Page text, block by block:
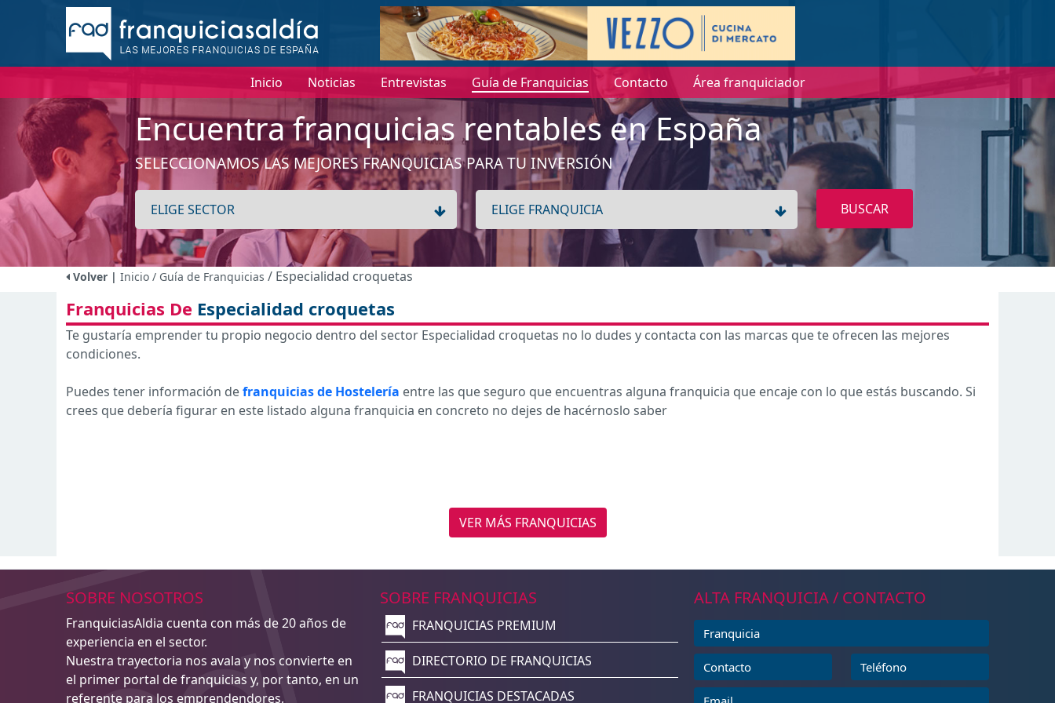
Inicio Noticias Entrevistas Guía de Franquicias Contacto Área franquiciador
Encuentra franquicias rentables en España
SELECCIONAMOS LAS MEJORES FRANQUICIAS PARA TU INVERSIÓN
BUSCAR
Volver | Inicio / Guía de Franquicias / Especialidad croquetas
Franquicias De Especialidad croquetas
Te gustaría emprender tu propio negocio dentro del sector Especialidad croquetas no lo dudes y contacta con las marcas que te ofrecen las mejores
condiciones.
Puedes tener información defranquicias de Hostelería entre las que seguro que encuentras alguna franquicia que encaje con lo que estás buscando. Si
crees que debería figurar en este listado alguna franquicia en concreto no dejes de hacérnoslo saber
VER MÁS FRANQUICIAS
SOBRE NOSOTROS
FranquiciasAldia cuenta con más de 20 años de
experiencia en el sector.
Nuestra trayectoria nos avala y nos convierte en
el primer portal de franquicias y, por tanto, en un
referente para los emprendendores,
SOBRE FRANQUICIAS
FRANQUICIAS PREMIUM
DIRECTORIO DE FRANQUICIAS
FRANQUICIAS DESTACADAS
ALTA FRANQUICIA / CONTACTO